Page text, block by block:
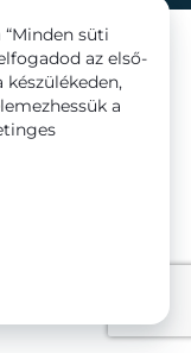
süti
az első-
a